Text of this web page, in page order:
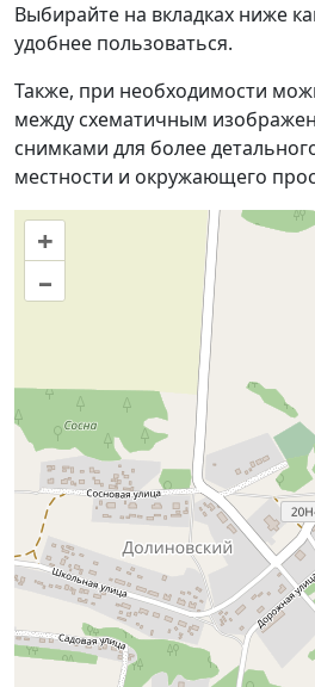
Выбирайте на вкладках ниже
удобнее пользоваться.
Также, при необходимости
между схематичным
снимками для более
местности и окружающего
+
–